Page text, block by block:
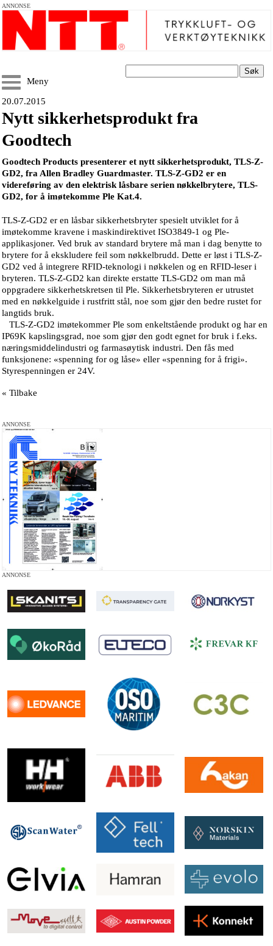
ANNONSE
Søk
Meny
20.07.2015
Nytt sikkerhetsprodukt fra
Goodtech
Goodtech Products presenterer et nytt sikkerhetsprodukt, TLS-Z-
GD2, fra Allen Bradley Guardmaster. TLS-Z-GD2 er en
videreføring av den elektrisk låsbare serien nøkkelbrytere, TLS-
GD2, for å imøtekomme Ple Kat.4.
TLS-Z-GD2 er en låsbar sikkerhetsbryter spesielt utviklet for å
imøtekomme kravene i maskindirektivet ISO3849-1 og Ple-
applikasjoner. Ved bruk av standard brytere må man i dag benytte to
brytere for å ekskludere feil som nøkkelbrudd. Dette er løst i TLS-Z-
GD2 ved å integrere RFID-teknologi i nøkkelen og en RFID-leser i
bryteren. TLS-Z-GD2 kan direkte erstatte TLS-GD2 om man må
oppgradere sikkerhetskretsen til Ple. Sikkerhetsbryteren er utrustet
med en nøkkelguide i rustfritt stål, noe som gjør den bedre rustet for
langtids bruk.
TLS-Z-GD2 imøtekommer Ple som enkeltstående produkt og har en
IP69K kapslingsgrad, noe som gjør den godt egnet for bruk i f.eks.
næringsmiddelindustri og farmasøytisk industri. Den fås med
funksjonene: «spenning for og låse» eller «spenning for å frigi».
Styrespenningen er 24V.
« Tilbake
ANNONSE
ANNONSE